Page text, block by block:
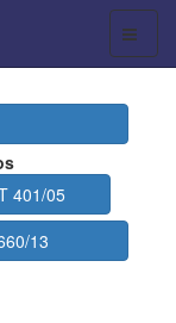
401/05
13